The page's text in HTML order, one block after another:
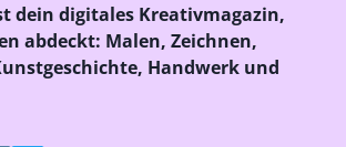
dein digitales Kreativmagazin,
abdeckt: Malen, Zeichnen,
Handwerk und